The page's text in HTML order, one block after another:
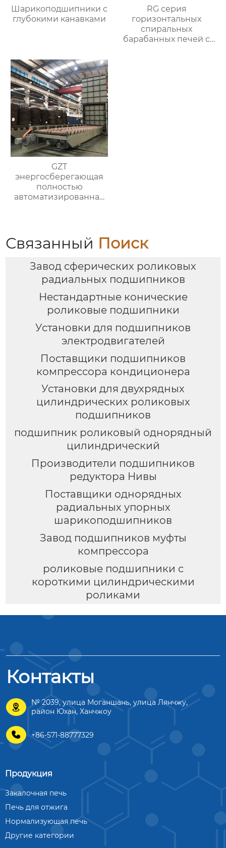
Шарикоподшипники с
глубокими канавками
RG серия
горизонтальных
спиральных
барабанных печей с
GZT
энергосберегающая
полностью
автоматизированная
Связанный Поиск
Завод сферических роликовых
радиальных подшипников
Нестандартные конические
роликовые подшипники
Установки для подшипников
электродвигателей
Поставщики подшипников
компрессора кондиционера
Установки для двухрядных
цилиндрических роликовых
подшипников
подшипник роликовый однорядный
цилиндрический
Производители подшипников
редуктора Нивы
Поставщики однорядных
радиальных упорных
шарикоподшипников
Завод подшипников муфты
компрессора
роликовые подшипники с
короткими цилиндрическими
роликами
Контакты

№ 2039, улица Моганшань, улица Лянчжу,
район Юхан, Ханчжоу
 +86-571-88777329
Продукция
Закалочная печь
Печь для отжига
Нормализующая печь
Другие категории